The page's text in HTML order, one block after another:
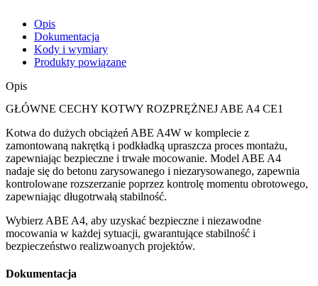
Opis
Dokumentacja
Kody i wymiary
Produkty powiązane
Opis
GŁÓWNE CECHY KOTWY ROZPRĘŻNEJ ABE A4 CE1
Kotwa do dużych obciążeń ABE A4W w komplecie z
zamontowaną nakrętką i podkładką upraszcza proces montażu,
zapewniając bezpieczne i trwałe mocowanie. Model ABE A4
nadaje się do betonu zarysowanego i niezarysowanego, zapewnia
kontrolowane rozszerzanie poprzez kontrolę momentu obrotowego,
zapewniając długotrwałą stabilność.
Wybierz ABE A4, aby uzyskać bezpieczne i niezawodne
mocowania w każdej sytuacji, gwarantujące stabilność i
bezpieczeństwo realizwoanych projektów.
Dokumentacja